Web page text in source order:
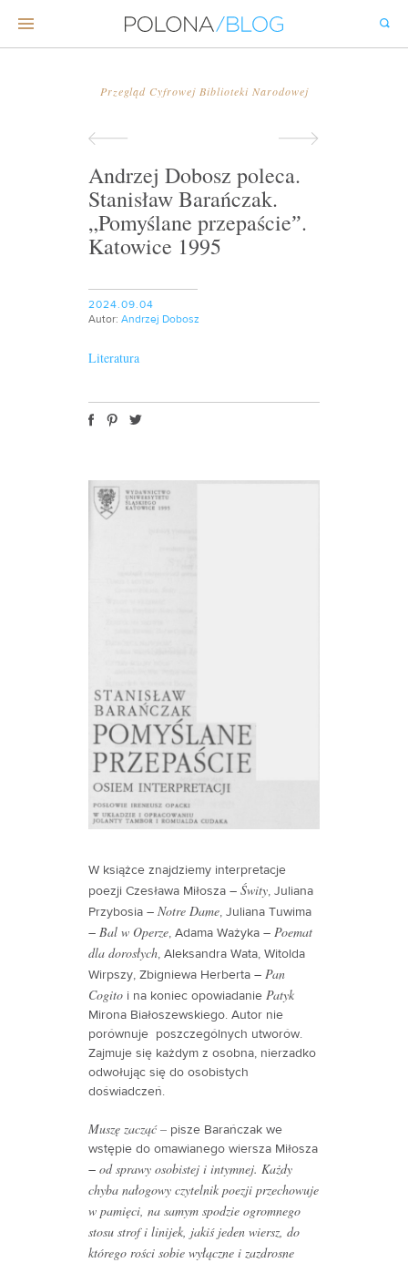
Przegląd Cyfrowej Biblioteki Narodowej
Andrzej Dobosz poleca.
Stanisław Barańczak.
„Pomyślane przepaścieˮ.
Katowice 1995
2024.09.04
Autor: Andrzej Dobosz
Literatura
W książce znajdziemy interpretacje
poezji Czesława Miłosza – Świty, Juliana
Przybosia – Notre Dame, Juliana Tuwima
– Bal w Operze, Adama Ważyka – Poemat
dla dorosłych, Aleksandra Wata, Witolda
Wirpszy, Zbigniewa Herberta – Pan
Cogito i na koniec opowiadanie Patyk
Mirona Białoszewskiego. Autor nie
porównuje poszczególnych utworów.
Zajmuje się każdym z osobna, nierzadko
odwołując się do osobistych
doświadczeń.
Muszę zacząć – pisze Barańczak we
wstępie do omawianego wiersza Miłosza
– od sprawy osobistej i intymnej. Każdy
chyba nałogowy czytelnik poezji przechowuje
w pamięci, na samym spodzie ogromnego
stosu strof i linijek, jakiś jeden wiersz, do
którego rości sobie wyłączne i zazdrosne